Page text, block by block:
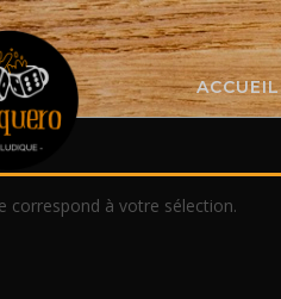
ACCUEIL
correspond à votre sélection.